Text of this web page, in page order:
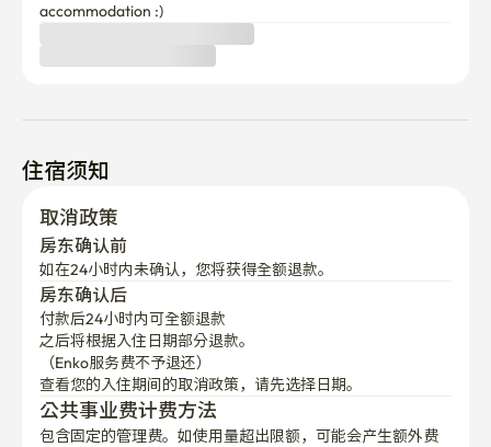
accommodation :)
住宿须知
取消政策
房东确认前
如在24小时内未确认，您将获得全额退款。
房东确认后
付款后24小时内可全额退款
之后将根据入住日期部分退款。
（Enko服务费不予退还）
查看您的入住期间的取消政策，请先选择日期。
公共事业费计费方法
包含固定的管理费。如使用量超出限额，可能会产生额外费